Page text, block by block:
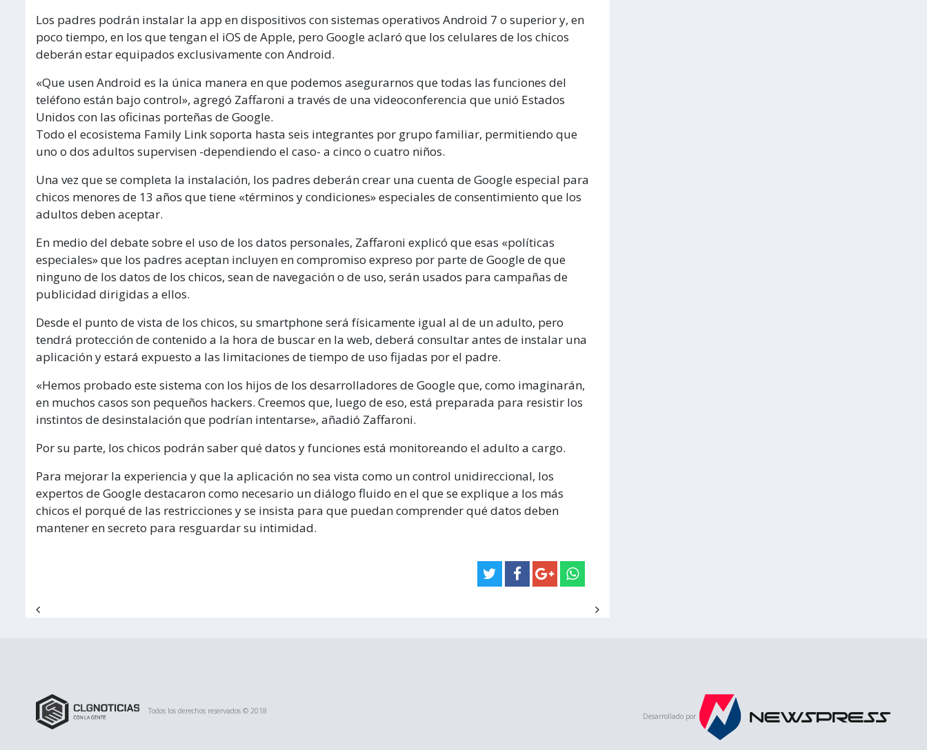
Los padres podrán instalar la app en dispositivos con sistemas operativos Android 7 o superior y, en
poco tiempo, en los que tengan el iOS de Apple, pero Google aclaró que los celulares de los chicos
deberán estar equipados exclusivamente con Android.
«Que usen Android es la única manera en que podemos asegurarnos que todas las funciones del
teléfono están bajo control», agregó Zaffaroni a través de una videoconferencia que unió Estados
Unidos con las oficinas porteñas de Google.
Todo el ecosistema Family Link soporta hasta seis integrantes por grupo familiar, permitiendo que
uno o dos adultos supervisen -dependiendo el caso- a cinco o cuatro niños.
Una vez que se completa la instalación, los padres deberán crear una cuenta de Google especial para
chicos menores de 13 años que tiene «términos y condiciones» especiales de consentimiento que los
adultos deben aceptar.
En medio del debate sobre el uso de los datos personales, Zaffaroni explicó que esas «políticas
especiales» que los padres aceptan incluyen en compromiso expreso por parte de Google de que
ninguno de los datos de los chicos, sean de navegación o de uso, serán usados para campañas de
publicidad dirigidas a ellos.
Desde el punto de vista de los chicos, su smartphone será físicamente igual al de un adulto, pero
tendrá protección de contenido a la hora de buscar en la web, deberá consultar antes de instalar una
aplicación y estará expuesto a las limitaciones de tiempo de uso fijadas por el padre.
«Hemos probado este sistema con los hijos de los desarrolladores de Google que, como imaginarán,
en muchos casos son pequeños hackers. Creemos que, luego de eso, está preparada para resistir los
instintos de desinstalación que podrían intentarse», añadió Zaffaroni.
Por su parte, los chicos podrán saber qué datos y funciones está monitoreando el adulto a cargo.
Para mejorar la experiencia y que la aplicación no sea vista como un control unidireccional, los
expertos de Google destacaron como necesario un diálogo fluido en el que se explique a los más
chicos el porqué de las restricciones y se insista para que puedan comprender qué datos deben
mantener en secreto para resguardar su intimidad.
Todos los derechos reservados © 2018
Desarrollado por